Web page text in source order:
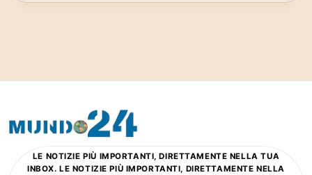
LE NOTIZIE PIÙ IMPORTANTI, DIRETTAMENTE NELLA TUA
INBOX. LE NOTIZIE PIÙ IMPORTANTI, DIRETTAMENTE NELLA